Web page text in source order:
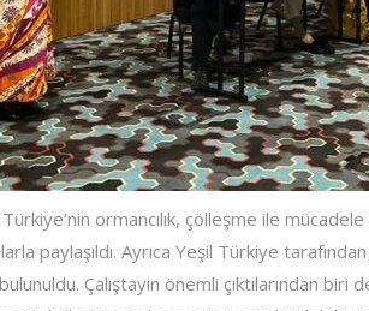
ormancılık, çölleşme ile
paylaşıldı. Ayrıca Yeşil Türkiye
Çalıştayın önemli çıktılarından